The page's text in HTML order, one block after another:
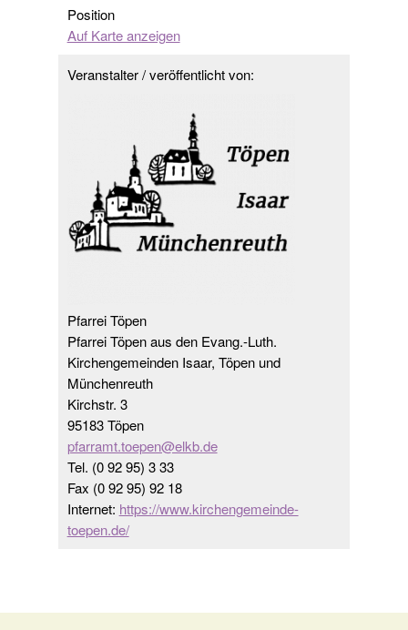
Position
Auf Karte anzeigen
Veranstalter / veröffentlicht von:
Pfarrei Töpen
Pfarrei Töpen aus den Evang.-Luth.
Kirchengemeinden Isaar, Töpen und
Münchenreuth
Kirchstr. 3
95183 Töpen
pfarramt.toepen@elkb.de
Tel. (0 92 95) 3 33
Fax (0 92 95) 92 18
Internet: https://www.kirchengemeinde-
toepen.de/